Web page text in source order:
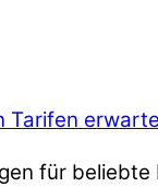
Tarifen
für